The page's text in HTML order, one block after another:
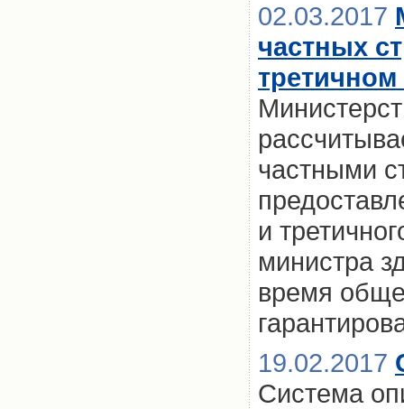
02.03.2017
частных
частными
и
министра
время
19.02.2017
Система